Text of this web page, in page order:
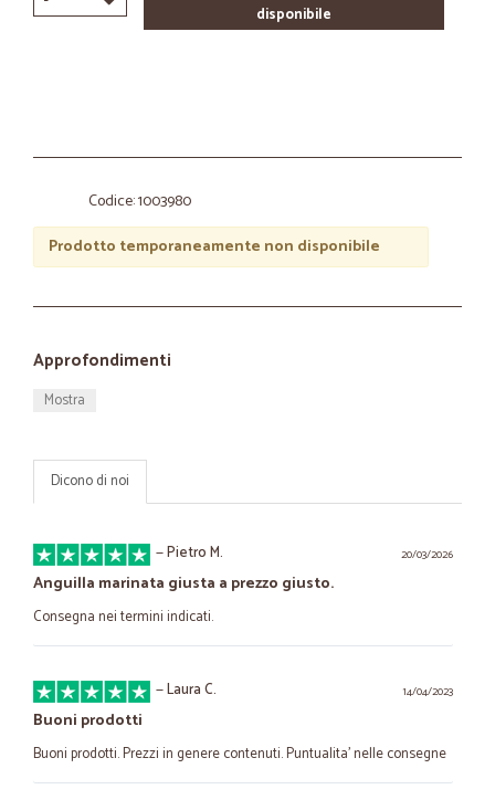
disponibile
Codice: 1003980
Prodotto temporaneamente non disponibile
Approfondimenti
Mostra
Dicono di noi
20/03/2026
—Pietro M.
Anguilla marinata giusta a prezzo giusto.
Consegna nei termini indicati.
14/04/2023
—Laura C.
Buoni prodotti
Buoni prodotti. Prezzi in genere contenuti. Puntualita' nelle consegne